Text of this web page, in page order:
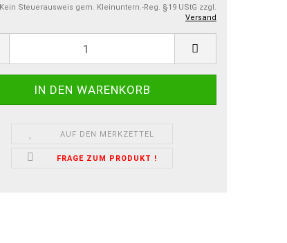
Kein Steuerausweis gem. Kleinuntern.-Reg. §19 UStG zzgl.
Versand
AUF DEN MERKZETTEL
FRAGE ZUM PRODUKT !